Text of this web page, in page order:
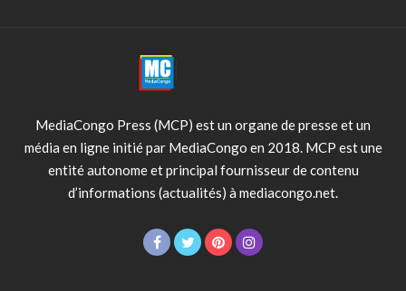
MediaCongo Press (MCP) est un organe de presse et un
média en ligne initié par MediaCongo en 2018. MCP est une
entité autonome et principal fournisseur de contenu
d’informations (actualités) à mediacongo.net.